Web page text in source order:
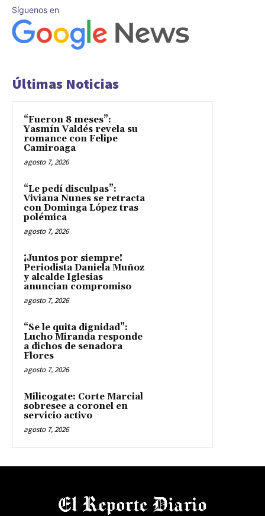
Síguenos en
Últimas Noticias
“Fueron 8 meses”:
Yasmín Valdés revela su
romance con Felipe
Camiroaga
agosto 7, 2026
“Le pedí disculpas”:
Viviana Nunes se retracta
con Dominga López tras
polémica
agosto 7, 2026
¡Juntos por siempre!
Periodista Daniela Muñoz
y alcalde Iglesias
anuncian compromiso
agosto 7, 2026
“Se le quita dignidad”:
Lucho Miranda responde
a dichos de senadora
Flores
agosto 7, 2026
Milicogate: Corte Marcial
sobresee a coronel en
servicio activo
agosto 7, 2026